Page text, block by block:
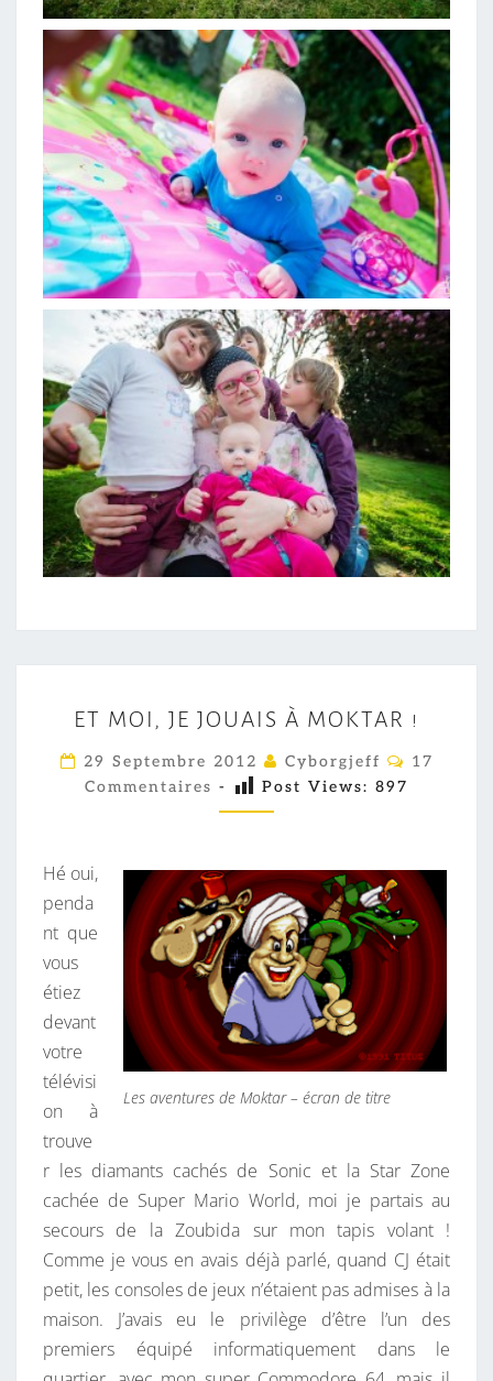
T
M
I
J
E
J
O
U
A
I
O
K
T
A
R
!
ET MOI, JE JOUAIS À MOKTAR !
29 Septembre 2012 Cyborgjeff
C
A
I
R
E
17
Commentaires - Post Views: 897
Les aventures de Moktar – écran de titre
Hé oui,
penda
nt que
vous
étiez
devant
votre
télévisi
on à
trouve
r les diamants cachés de Sonic et la Star Zone
cachée de Super Mario World, moi je partais au
secours de la Zoubida sur mon tapis volant !
Comme je vous en avais déjà parlé, quand CJ était
petit, les consoles de jeux n’étaient pas admises à la
maison. J’avais eu le privilège d’être l’un des
premiers équipé informatiquement dans le